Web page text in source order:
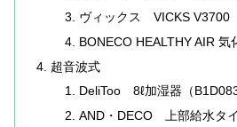
ヴィックス VICKS V3700
BONECO HEALTHY AIR 気
超音波式
DeliToo 8ℓ加湿器（
AND・DECO 上部給水タ